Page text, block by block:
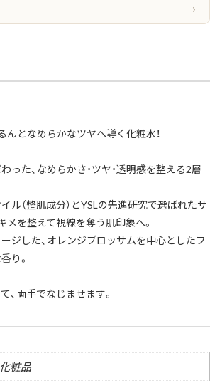
んとなめらかなツヤへ導く化粧水！
た、なめらかさ・ツヤ・透明感を整える2層
（整肌成分）とYSLの先進研究で選ばれたサ
メを整えて視線を奪う肌印象へ。
ジした、オレンジブロッサムを中心としたフ
り。
両手でなじませます。
化粧品